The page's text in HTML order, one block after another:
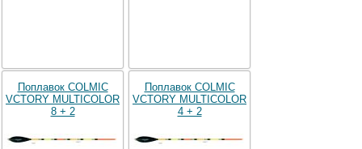
Поплавок COLMIC
VCTORY MULTICOLOR
8 + 2
Поплавок COLMIC
VCTORY MULTICOLOR
4 + 2